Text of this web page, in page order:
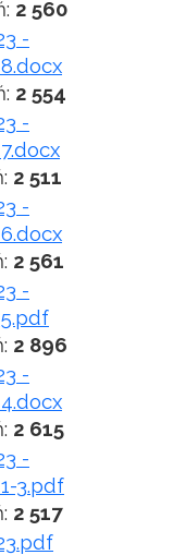
2 560
-
2 554
-
2 511
-
2 561
-
2 896
-
2 615
-
3.pdf
2 517